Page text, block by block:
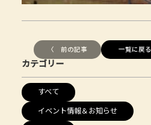
〈 前の記事 一覧に戻る
カテゴリー
すべて
イベント情報＆お知らせ